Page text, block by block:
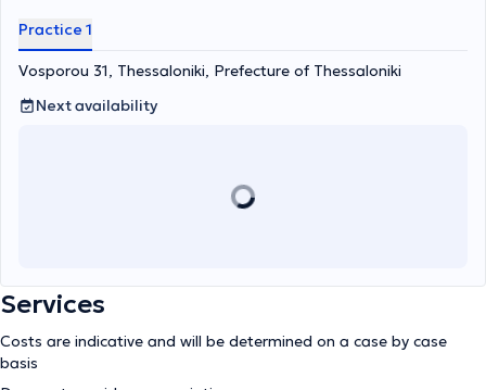
Difficult cases such as corns, calluses, onychocryptosis, diabetic
foot, and other conditions are successfully treated daily,
combining scientific rigor, extensive experience, and modern
methods (spray wheel, soft laser, drills, and chisels made of
surgical steel, etc.).
Practice 1
Vosporou 31, Thessaloniki, Prefecture of Thessaloniki
Next availability
Services
Costs are indicative and will be determined on a case by case
basis